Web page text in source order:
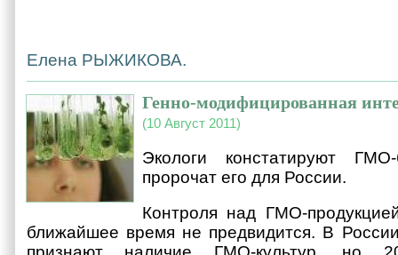
Елена РЫЖИКОВА.
Генно-модифицированная
(10 Август 2011)
Экологи констатируют
пророчат его для России.
Контроля над ГМО-
ближайшее время не предвидится. В